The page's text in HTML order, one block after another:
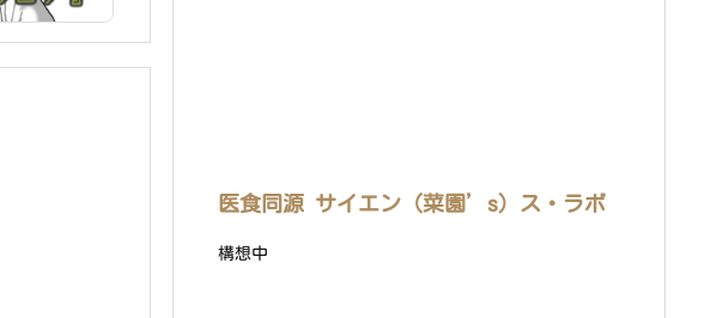
医食同源 サイエン（菜園’s）ス・ラボ
構想中